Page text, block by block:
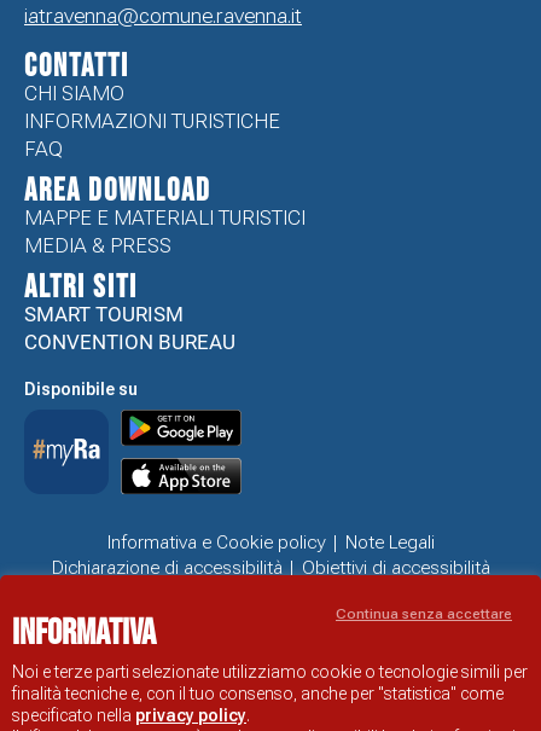
iatravenna@comune.ravenna.it
CONTATTI
CHI SIAMO
INFORMAZIONI TURISTICHE
FAQ
Area Download
MAPPE E MATERIALI TURISTICI
MEDIA & PRESS
ALTRI SITI
SMART TOURISM
CONVENTION BUREAU
Disponibile su
Informativa e Cookie policy
Note Legali
Dichiarazione di accessibilità
Obiettivi di accessibilità
SITO UFFICIALE DI INFORMAZIONE TURISTICA DI RAVENNA
Informativa
Noi e terze parti selezionate utilizziamo cookie o tecnologie simili per
finalità tecniche e, con il tuo consenso, anche per "statistica" come
specificato nella privacy policy.
Continua senza accettare